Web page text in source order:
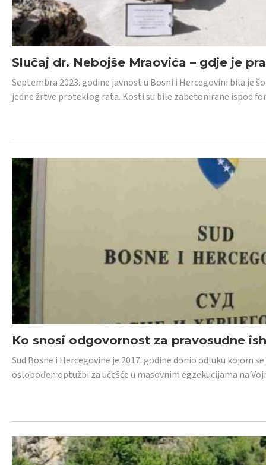
Slučaj dr. Nebojše Mraovića – gdje je
Septembra 2023. godine javnost u Bosni i Hercegovini bila je
jedne žrtve proteklog rata. Kosti su bile zabetonirane ispod
Ko snosi odgovornost za pravosudne
Sud Bosne i Hercegovine je 2017. godine donio odluku kojom
oslobođen optužbi za učešće u masovnim egzekucijama na